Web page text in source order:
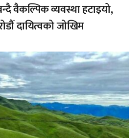
वैकल्पिक व्यवस्था हटाइयो,
दायित्वको जोखिम